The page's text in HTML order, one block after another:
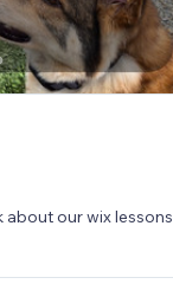
about our wix lessons